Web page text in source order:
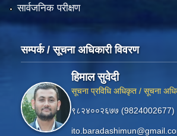
सार्वजनिक परीक्षण
सम्पर्क / सूचना अधिकारी विवरण
हिमाल सुवेदी
सूचना प्रविधि अधिकृत / सूचना
९८२४००२६७७ (9824002677)